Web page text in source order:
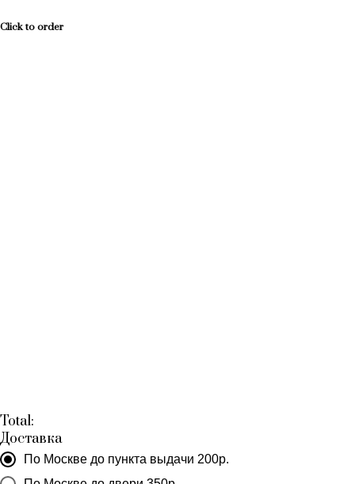
Click to order
Total:
Доставка
По Москве до пункта выдачи 200р.